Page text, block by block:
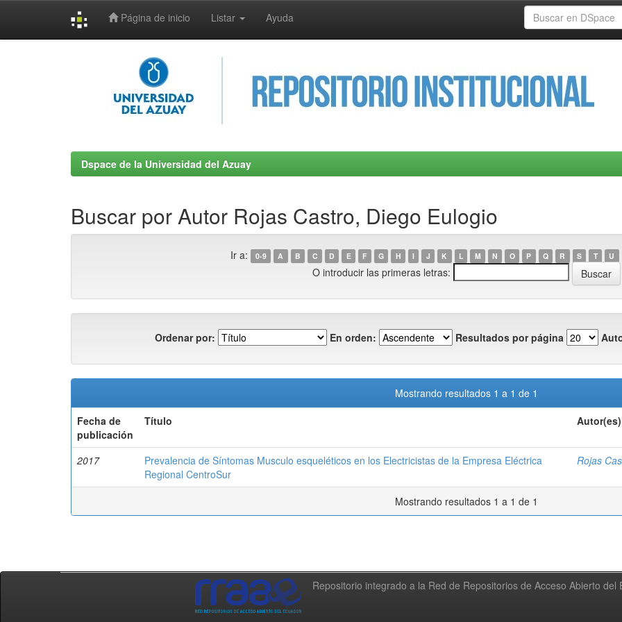
Página de inicio Listar Ayuda
Dspace de la Universidad del Azuay
Buscar por Autor Rojas Castro, Diego Eulogio
Ir a: 0-9 A B C D E F G H I J K L M N O P Q R S T U
O introducir las primeras letras:
Ordenar por: En orden: Resultados por página
Mostrando resultados 1 a 1 de 1
Fecha de
publicación
Título Autor(es)
2017
Prevalencia de Síntomas Musculo esqueléticos en los Electricistas de la Empresa Eléctrica
Regional CentroSur
Rojas
Mostrando resultados 1 a 1 de 1
Repositorio integrado a la Red de Repositorios de Acceso Abierto del